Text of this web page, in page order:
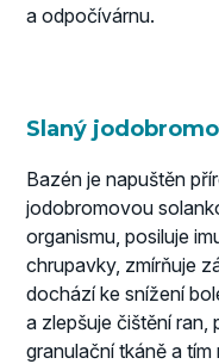
a odpočívárnu.
Slaný
Bazén je napuštěn
jodobromovou
organismu, posiluje
chrupavky, zmírňuje
dochází ke snížení
a zlepšuje čištění
granulační tkáně a